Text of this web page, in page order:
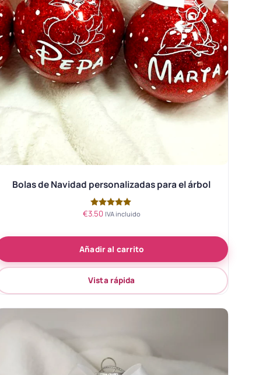
Bolas de Navidad personalizadas para el árbol
Valorado
de 5
€3.50 IVA incluido
Añadir al carrito
Vista rápida